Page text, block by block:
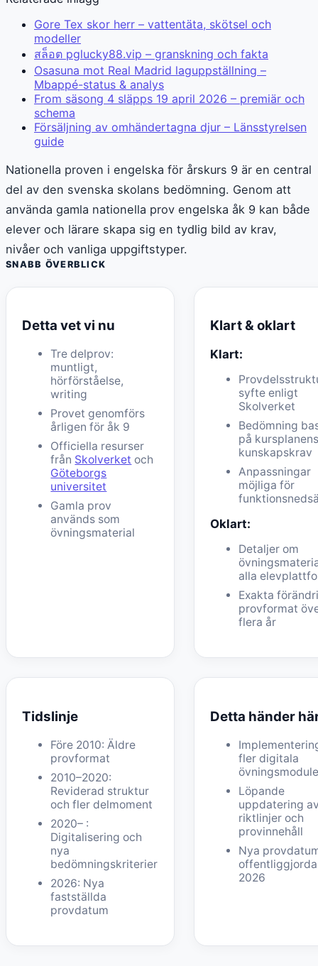
Gore Tex skor herr – vattentäta, skötsel och
modeller
สล็อต pglucky88.vip – granskning och fakta
Osasuna mot Real Madrid laguppställning –
Mbappé-status & analys
From säsong 4 släpps 19 april 2026 – premiär och
schema
Försäljning av omhändertagna djur – Länsstyrelsen
guide
Nationella proven i engelska för årskurs 9 är en central
del av den svenska skolans bedömning. Genom att
använda gamla nationella prov engelska åk 9 kan både
elever och lärare skapa sig en tydlig bild av krav,
nivåer och vanliga uppgiftstyper.
SNABB ÖVERBLICK
Detta vet vi nu
Tre delprov:
muntligt,
hörförståelse,
writing
Provet genomförs
årligen för åk 9
Officiella resurser
från Skolverket och
Göteborgs
universitet
Gamla prov
används som
övningsmaterial
Klart & oklart
Klart:
syfte enligt
Skolverket
Bedömning
på
kunskapskrav
Anpassningar
möjliga för
Oklart:
Detaljer om
alla
Exakta
provformat
flera år
Tidslinje
Före 2010: Äldre
provformat
2010–2020:
Reviderad struktur
och fler delmoment
2020– :
Digitalisering och
nya
bedömningskriterier
2026: Nya
fastställda
provdatum
Detta händer
fler digitala
Löpande
uppdatering
riktlinjer och
provinnehåll
Nya
2026